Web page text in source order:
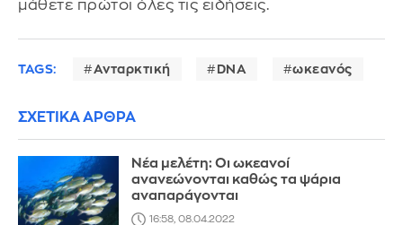
μάθετε πρώτοι όλες τις ειδήσεις.
TAGS: Ανταρκτική DNA ωκεανός
ΣΧΕΤΙΚΑ ΑΡΘΡΑ
Νέα μελέτη: Oι ωκεανοί
ανανεώνονται καθώς τα ψάρια
αναπαράγονται
16:58, 08.04.2022